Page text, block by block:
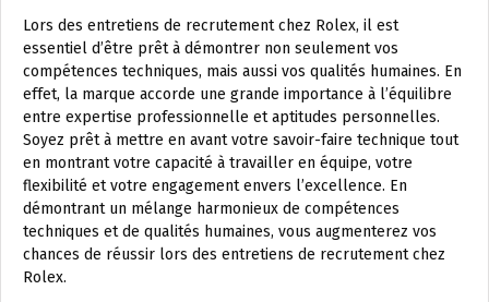
Lors des entretiens de recrutement chez Rolex, il est
essentiel d’être prêt à démontrer non seulement vos
compétences techniques, mais aussi vos qualités humaines. En
effet, la marque accorde une grande importance à l’équilibre
entre expertise professionnelle et aptitudes personnelles.
Soyez prêt à mettre en avant votre savoir-faire technique tout
en montrant votre capacité à travailler en équipe, votre
flexibilité et votre engagement envers l’excellence. En
démontrant un mélange harmonieux de compétences
techniques et de qualités humaines, vous augmenterez vos
chances de réussir lors des entretiens de recrutement chez
Rolex.